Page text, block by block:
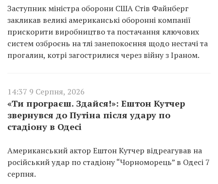
Заступник міністра оборони США Стів Файнберг
закликав великі американські оборонні компанії
прискорити виробництво та постачання ключових
систем озброєнь на тлі занепокоєння щодо нестачі та
прогалин, котрі загострилися через війну з Іраном.
14:37 9 Серпня, 2026
«Ти програєш. Здайся!»: Ештон Кутчер
звернувся до Путіна після удару по
стадіону в Одесі
Американський актор Ештон Кутчер відреагував на
російський удар по стадіону “Чорноморець” в Одесі 7
серпня.